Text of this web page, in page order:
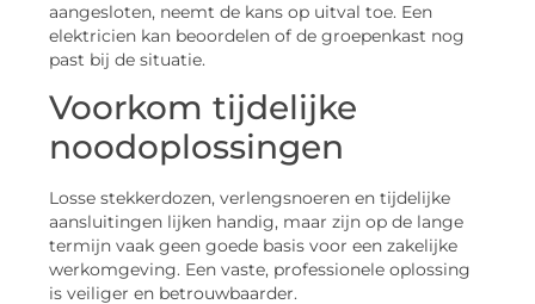
aangesloten, neemt de kans op uitval toe. Een
elektricien kan beoordelen of de groepenkast nog
past bij de situatie.
Voorkom tijdelijke
noodoplossingen
Losse stekkerdozen, verlengsnoeren en tijdelijke
aansluitingen lijken handig, maar zijn op de lange
termijn vaak geen goede basis voor een zakelijke
werkomgeving. Een vaste, professionele oplossing
is veiliger en betrouwbaarder.